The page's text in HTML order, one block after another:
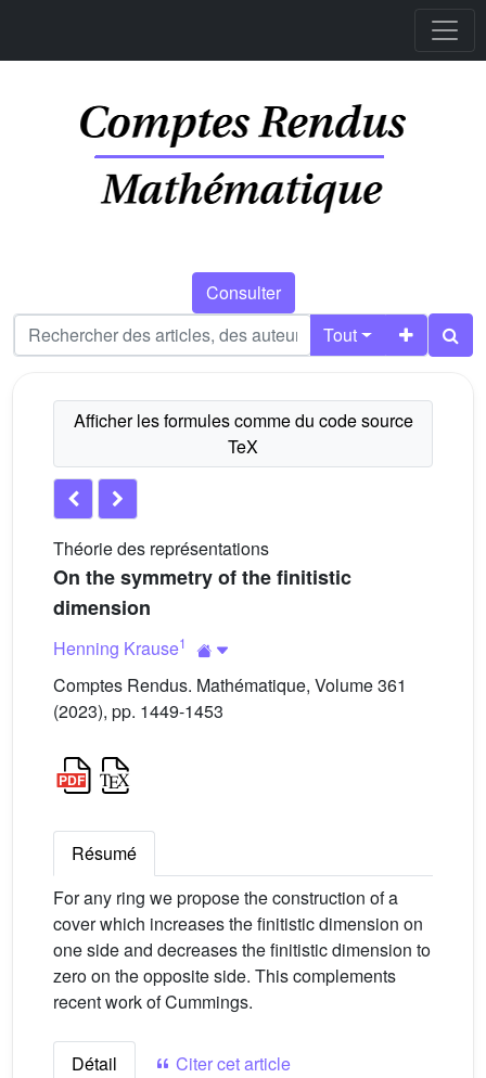
Consulter
Tout
Théorie des représentations
On the symmetry of the finitistic
dimension
Henning Krause1
Comptes Rendus. Mathématique, Volume 361
(2023), pp. 1449-1453
Résumé
For any ring we propose the construction of a
cover which increases the finitistic dimension on
one side and decreases the finitistic dimension to
zero on the opposite side. This complements
recent work of Cummings.
Détail
Citer cet article